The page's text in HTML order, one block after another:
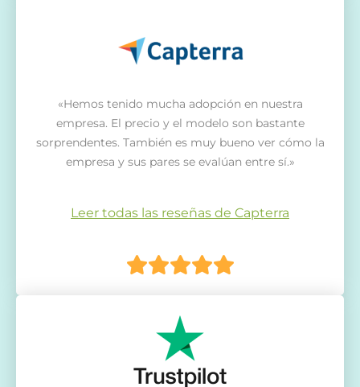
«Hemos tenido mucha adopción en nuestra
empresa. El precio y el modelo son bastante
sorprendentes. También es muy bueno ver cómo la
empresa y sus pares se evalúan entre sí.»
Leer todas las reseñas de Capterra